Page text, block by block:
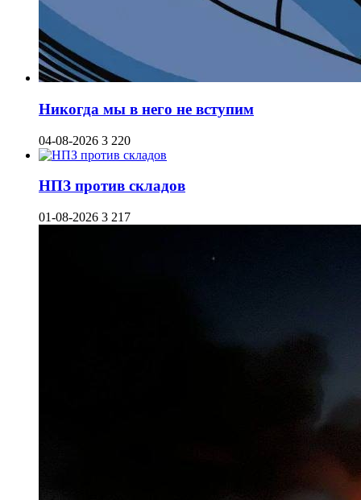
Никогда мы в него не вступим
04-08-2026 3 220
НПЗ против складов
01-08-2026 3 217